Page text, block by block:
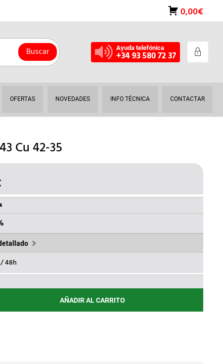
0,00€
Buscar Ayuda telefónica
+34 93 580 72 37
OFERTAS NOVEDADES INFO TÉCNICA CONTACTAR
Cu 42-35
EL
PRECIO
ACTUAL
ES:
11,07€.
48h
AÑADIR AL CARRITO